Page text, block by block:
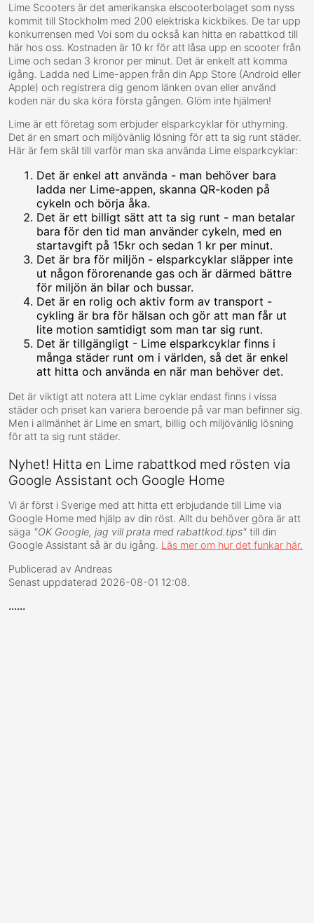
Lime Scooters är det amerikanska elscooterbolaget som nyss
kommit till Stockholm med 200 elektriska kickbikes. De tar upp
konkurrensen med Voi som du också kan hitta en rabattkod till
här hos oss. Kostnaden är 10 kr för att låsa upp en scooter från
Lime och sedan 3 kronor per minut. Det är enkelt att komma
igång. Ladda ned Lime-appen från din App Store (Android eller
Apple) och registrera dig genom länken ovan eller använd
koden när du ska köra första gången. Glöm inte hjälmen!
Lime är ett företag som erbjuder elsparkcyklar för uthyrning.
Det är en smart och miljövänlig lösning för att ta sig runt städer.
Här är fem skäl till varför man ska använda Lime elsparkcyklar:
Det är enkel att använda - man behöver bara
ladda ner Lime-appen, skanna QR-koden på
cykeln och börja åka.
Det är ett billigt sätt att ta sig runt - man betalar
bara för den tid man använder cykeln, med en
startavgift på 15kr och sedan 1 kr per minut.
Det är bra för miljön - elsparkcyklar släpper inte
ut någon förorenande gas och är därmed bättre
för miljön än bilar och bussar.
Det är en rolig och aktiv form av transport -
cykling är bra för hälsan och gör att man får ut
lite motion samtidigt som man tar sig runt.
Det är tillgängligt - Lime elsparkcyklar finns i
många städer runt om i världen, så det är enkel
att hitta och använda en när man behöver det.
Det är viktigt att notera att Lime cyklar endast finns i vissa
städer och priset kan variera beroende på var man befinner sig.
Men i allmänhet är Lime en smart, billig och miljövänlig lösning
för att ta sig runt städer.
Nyhet! Hitta en Lime rabattkod med rösten via
Google Assistant och Google Home
Vi är först i Sverige med att hitta ett erbjudande till Lime via
Google Home med hjälp av din röst. Allt du behöver göra är att
säga "OK Google, jag vill prata med rabattkod.tips" till din
Google Assistant så är du igång. Läs mer om hur det funkar här.
Publicerad av Andreas
Senast uppdaterad 2026-08-01 12:08.
......